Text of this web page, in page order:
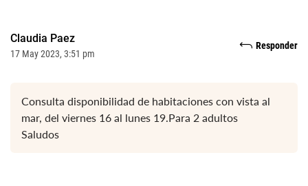
Claudia Paez
17 May 2023, 3:51 pm
Responder
Consulta disponibilidad de habitaciones con vista al
mar, del viernes 16 al lunes 19.Para 2 adultos
Saludos